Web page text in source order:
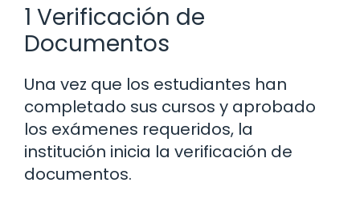
1 Verificación de
Documentos
Una vez que los estudiantes han
completado sus cursos y aprobado
los exámenes requeridos, la
institución inicia la verificación de
documentos.